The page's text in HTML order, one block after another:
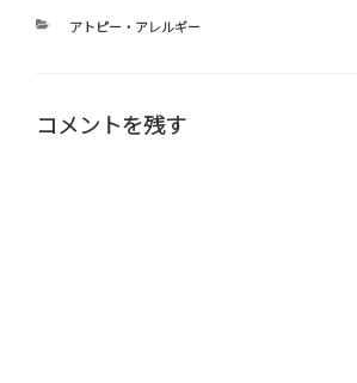
カ
アトピー・アレルギー
コメントを残す